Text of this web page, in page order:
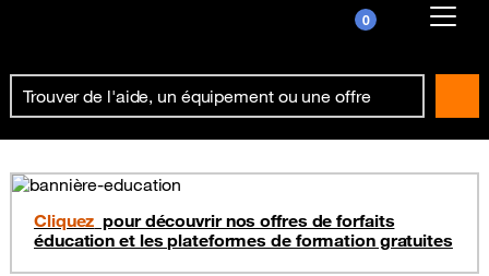
0
Already customer ?
Cliquez pour découvrir nos offres de forfaits
éducation et les plateformes de formation gratuites